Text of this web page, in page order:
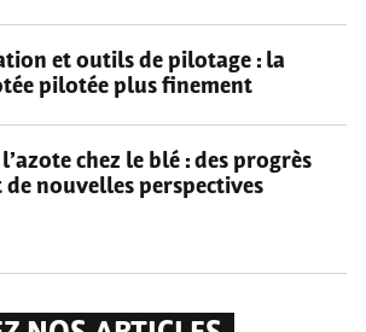
et outils de pilotage : la
pilotée plus finement
chez le blé : des progrès
nouvelles perspectives